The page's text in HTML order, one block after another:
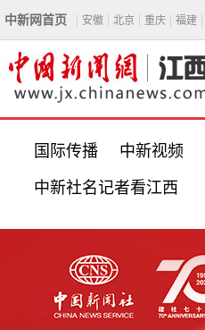
中新网首页 安徽 北京 重庆 福建
国际传播 中新视频
中新社名记者看江西